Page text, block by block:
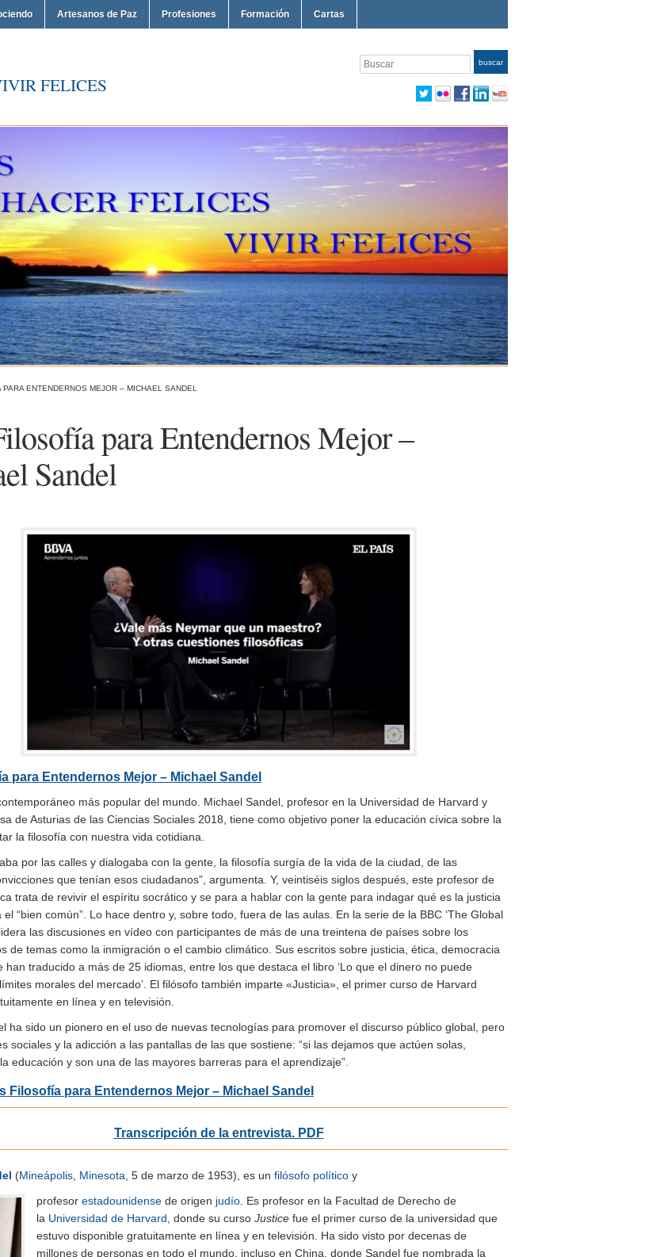
Artesanos de Paz Profesiones Formación Cartas
FELICES
Buscar buscar
ENTENDERNOS MEJOR – MICHAEL SANDEL
para Entendernos Mejor –
Sandel
para Entendernos Mejor – Michael Sandel
más popular del mundo. Michael Sandel, profesor en la Universidad de Harvard y
de Asturias de las Ciencias Sociales 2018, tiene como objetivo poner la educación cívica sobre la
la filosofía con nuestra vida cotidiana.
por las calles y dialogaba con la gente, la filosofía surgía de la vida de la ciudad, de las
que tenían esos ciudadanos”, argumenta. Y, veintiséis siglos después, este profesor de
trata de revivir el espíritu socrático y se para a hablar con la gente para indagar qué es la justicia
el “bien común”. Lo hace dentro y, sobre todo, fuera de las aulas. En la serie de la BBC ‘The Global
las discusiones en vídeo con participantes de más de una treintena de países sobre los
de temas como la inmigración o el cambio climático. Sus escritos sobre justicia, ética, democracia
han traducido a más de 25 idiomas, entre los que destaca el libro ‘Lo que el dinero no puede
morales del mercado’. El filósofo también imparte «Justicia», el primer curso de Harvard
en línea y en televisión.
ha sido un pionero en el uso de nuevas tecnologías para promover el discurso público global, pero
sociales y la adicción a las pantallas de las que sostiene: “si las dejamos que actúen solas,
educación y son una de las mayores barreras para el aprendizaje”.
Filosofía para Entendernos Mejor – Michael Sandel
Transcripción de la entrevista. PDF
(Mineápolis Minesota , 5 de marzo de 1953), es un filósofo político y
profesor estadounidense de origen judío . Es profesor en la Facultad de Derecho de
la Universidad de Harvard , donde su curso Justice fue el primer curso de la universidad que
estuvo disponible gratuitamente en línea y en televisión. Ha sido visto por decenas de
millones de personas en todo el mundo, incluso en China, donde Sandel fue nombrada la